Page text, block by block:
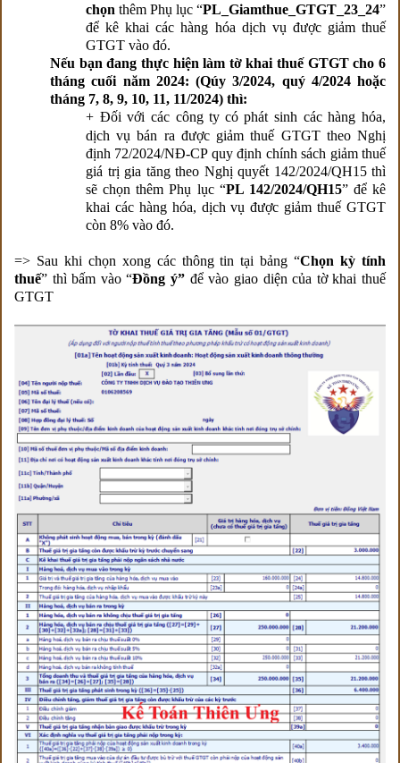
chọn thêm Phụ lục “PL_Giamthue_GTGT_23_24”
để kê khai các hàng hóa dịch vụ được giảm thuế
GTGT vào đó.
Nếu bạn đang thực hiện làm tờ khai thuế GTGT cho 6
tháng cuối năm 2024: (Qúy 3/2024, quý 4/2024 hoặc
tháng 7, 8, 9, 10, 11, 11/2024) thì:
+ Đối với các công ty có phát sinh các hàng hóa,
dịch vụ bán ra được giảm thuế GTGT theo Nghị
định 72/2024/NĐ-CP quy định chính sách giảm thuế
giá trị gia tăng theo Nghị quyết 142/2024/QH15 thì
sẽ chọn thêm Phụ lục “PL 142/2024/QH15” để kê
khai các hàng hóa, dịch vụ được giảm thuế GTGT
còn 8% vào đó.
=> Sau khi chọn xong các thông tin tại bảng “Chọn kỳ tính
thuế” thì bấm vào “Đồng ý” để vào giao diện của tờ khai thuế
GTGT